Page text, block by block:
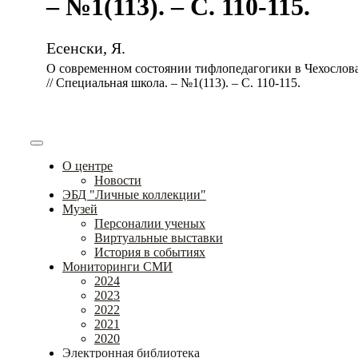
– №1(113). – С. 110-115.
Есенски, Я.
О современном состоянии тифлопедагогики в
// Специальная школа. – №1(113). – С. 110-115.
О центре
Новости
ЭБД "Личные коллекции"
Музей
Персоналии ученых
Виртуальные выставки
История в событиях
Мониторинги СМИ
2024
2023
2022
2021
2020
Электронная библиотека